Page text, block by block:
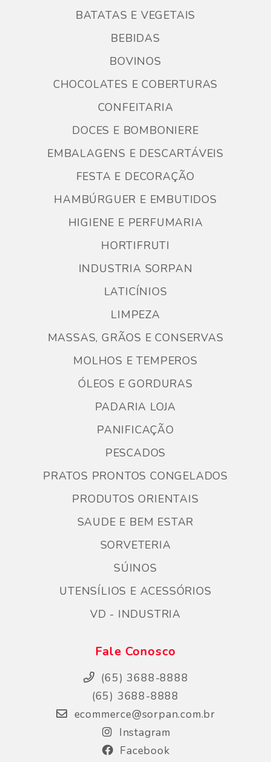
BATATAS E VEGETAIS
BEBIDAS
BOVINOS
CHOCOLATES E COBERTURAS
CONFEITARIA
DOCES E BOMBONIERE
EMBALAGENS E DESCARTÁVEIS
FESTA E DECORAÇÃO
HAMBÚRGUER E EMBUTIDOS
HIGIENE E PERFUMARIA
HORTIFRUTI
INDUSTRIA SORPAN
LATICÍNIOS
LIMPEZA
MASSAS, GRÃOS E CONSERVAS
MOLHOS E TEMPEROS
ÓLEOS E GORDURAS
PADARIA LOJA
PANIFICAÇÃO
PESCADOS
PRATOS PRONTOS CONGELADOS
PRODUTOS ORIENTAIS
SAUDE E BEM ESTAR
SORVETERIA
SÚINOS
UTENSÍLIOS E ACESSÓRIOS
VD - INDUSTRIA
Fale Conosco
(65) 3688-8888
(65) 3688-8888
ecommerce@sorpan.com.br
Instagram
Facebook